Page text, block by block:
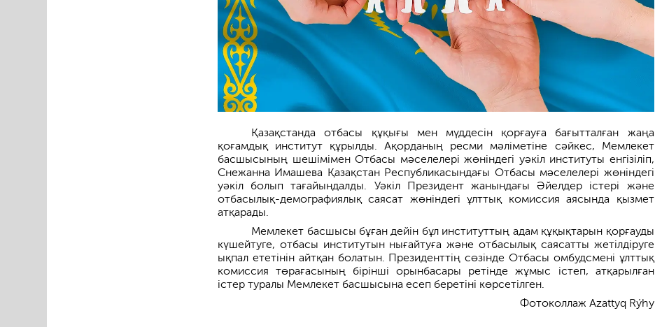
Қазақстанда отбасы құқығы мен мүддесін қорғауға бағытталған жаңа
қоғамдық институт құрылды. Ақорданың ресми мәліметіне сәйкес, Мемлекет
басшысының шешімімен Отбасы мәселелері жөніндегі уәкіл институты енгізіліп,
Снежанна Имашева Қазақстан Республикасындағы Отбасы мәселелері жөніндегі
уәкіл болып тағайындалды. Уәкіл Президент жанындағы Әйелдер істері және
отбасылық-демографиялық саясат жөніндегі ұлттық комиссия аясында қызмет
атқарады.
Мемлекет басшысы бұған дейін бұл институттың адам құқықтарын қорғауды
күшейтуге, отбасы институтын нығайтуға және отбасылық саясатты жетілдіруге
ықпал ететінін айтқан болатын. Президенттің сөзінде Отбасы омбудсмені ұлттық
комиссия төрағасының бірінші орынбасары ретінде жұмыс істеп, атқарылған
істер туралы Мемлекет басшысына есеп беретіні көрсетілген.
Фотоколлаж Azattyq Rýhy